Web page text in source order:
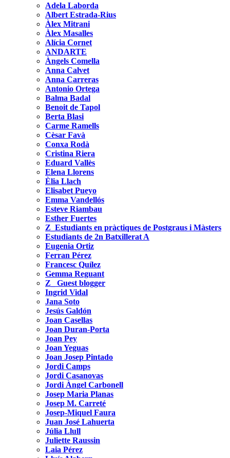
Adela Laborda
Albert Estrada-Rius
Àlex Mitrani
Àlex Masalles
Alícia Cornet
ANDARTE
Àngels Comella
Anna Calvet
Anna Carreras
Antonio Ortega
Balma Badal
Benoit de Tapol
Berta Blasi
Carme Ramells
Cèsar Favà
Conxa Rodà
Cristina Riera
Eduard Vallès
Elena Llorens
Èlia Llach
Elisabet Pueyo
Emma Vandellós
Esteve Riambau
Esther Fuertes
Z_Estudiants en pràctiques de Postgraus i Màsters
Estudiants de 2n Batxillerat A
Eugenia Ortiz
Ferran Pérez
Francesc Quílez
Gemma Reguant
Z_ Guest blogger
Ingrid Vidal
Jana Soto
Jesús Galdón
Joan Casellas
Joan Duran-Porta
Joan Pey
Joan Yeguas
Joan Josep Pintado
Jordi Camps
Jordi Casanovas
Jordi Àngel Carbonell
Josep Maria Planas
Josep M. Carreté
Josep-Miquel Faura
Juan José Lahuerta
Júlia Llull
Juliette Raussin
Laia Pérez